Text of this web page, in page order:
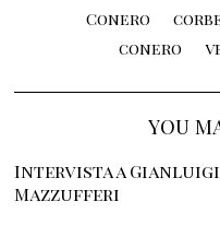
Conero
conero
YOU
Intervista a Gianluigi
Mazzufferi